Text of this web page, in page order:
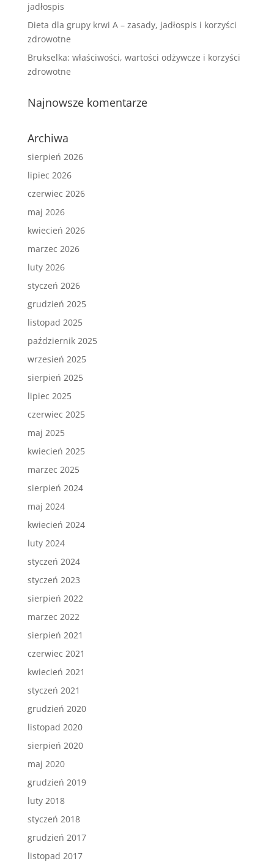
jadłospis
Dieta dla grupy krwi A – zasady, jadłospis i korzyści
zdrowotne
Brukselka: właściwości, wartości odżywcze i korzyści
zdrowotne
Najnowsze komentarze
Archiwa
sierpień 2026
lipiec 2026
czerwiec 2026
maj 2026
kwiecień 2026
marzec 2026
luty 2026
styczeń 2026
grudzień 2025
listopad 2025
październik 2025
wrzesień 2025
sierpień 2025
lipiec 2025
czerwiec 2025
maj 2025
kwiecień 2025
marzec 2025
sierpień 2024
maj 2024
kwiecień 2024
luty 2024
styczeń 2024
styczeń 2023
sierpień 2022
marzec 2022
sierpień 2021
czerwiec 2021
kwiecień 2021
styczeń 2021
grudzień 2020
listopad 2020
sierpień 2020
maj 2020
grudzień 2019
luty 2018
styczeń 2018
grudzień 2017
listopad 2017